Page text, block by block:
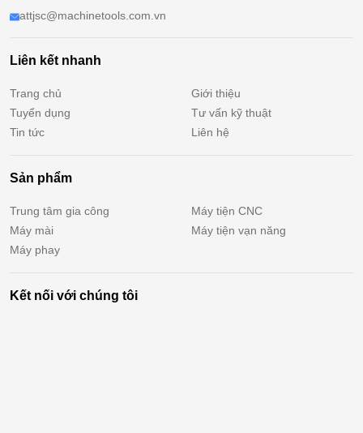
attjsc@machinetools.com.vn
Liên kết nhanh
Trang chủ
Giới thiệu
Tuyển dụng
Tư vấn kỹ thuật
Tin tức
Liên hệ
Sản phẩm
Trung tâm gia công
Máy tiện CNC
Máy mài
Máy tiện vạn năng
Máy phay
Kết nối với chúng tôi